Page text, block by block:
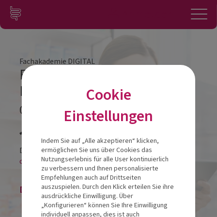
Zum Inhalt springen
Konto
Fachakademie DIGITAL
Fachakademie DIGITAL
Modul 2
06.04.2022
Diese Veranstaltung findet als
online-LIVESTREAM statt.
Die Veranstaltung ist beendet.
Cookie
Einstellungen
Indem Sie auf „Alle akzeptieren“ klicken,
ermöglichen Sie uns über Cookies das
Nutzungserlebnis für alle User kontinuierlich
zu verbessern und Ihnen personalisierte
Empfehlungen auch auf Drittseiten
auszuspielen. Durch den Klick erteilen Sie ihre
ausdrückliche Einwilligung. Über
„Konfigurieren“ können Sie Ihre Einwilligung
individuell anpassen, dies ist auch